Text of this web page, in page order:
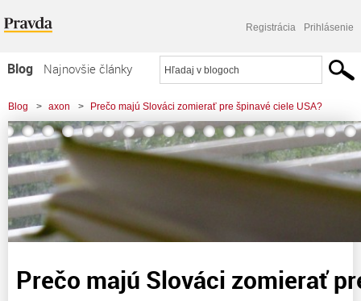
Registrácia Prihlásenie
Blog
Najnovšie články
Najčítanejšie články
Najkomentovanejšie články
Zoznam blogov
Komerčné blogy
Blog > axon > Prečo majú Slováci zomierať pre špinavé ciele USA?
Prečo majú Slováci zomierať